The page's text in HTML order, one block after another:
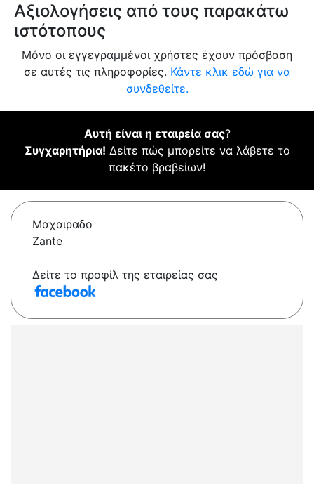
Αξιολογήσεις από τους παρακάτω
ιστότοπους
Μόνο οι εγγεγραμμένοι χρήστες έχουν πρόσβαση
σε αυτές τις πληροφορίες. Κάντε κλικ εδώ για να
συνδεθείτε.
Αυτή είναι η εταιρεία σας?
Συγχαρητήρια! Δείτε πώς μπορείτε να λάβετε το
πακέτο βραβείων!
Μαχαιραδο
Zante
Δείτε το προφίλ της εταιρείας σας